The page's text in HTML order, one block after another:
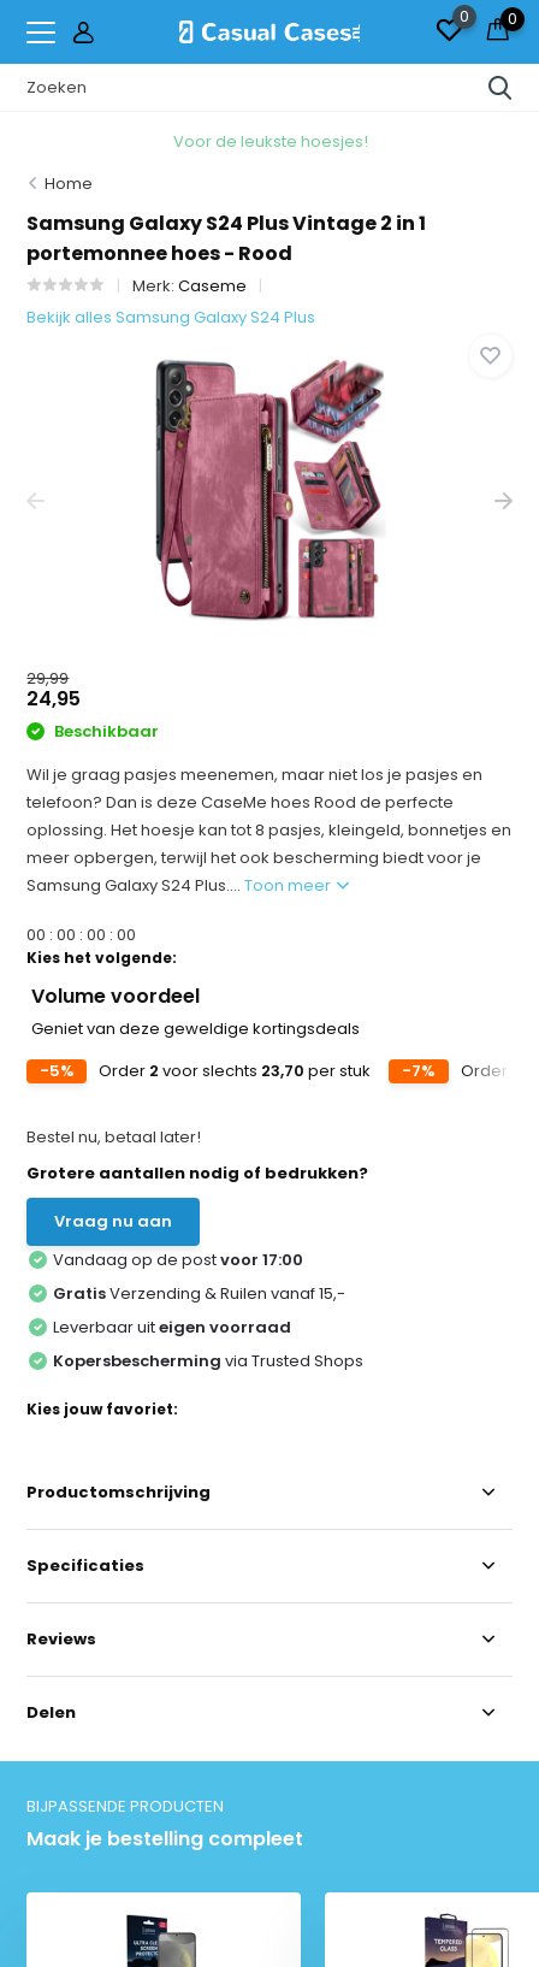
0 0
Voor de leukste hoesjes!
Home
Samsung Galaxy S24 Plus Vintage 2 in 1
portemonnee hoes - Rood
Merk:Caseme
Bekijk alles Samsung Galaxy S24 Plus
29,99
24,95
Beschikbaar
Wil je graag pasjes meenemen, maar niet los je pasjes en
telefoon? Dan is deze CaseMe hoes Rood de perfecte
oplossing. Het hoesje kan tot 8 pasjes, kleingeld, bonnetjes en
meer opbergen, terwijl het ook bescherming biedt voor je
Samsung Galaxy S24 Plus....Toon meer
00 :00 :00 :00
Kies het volgende:
Volume voordeel
Geniet van deze geweldige kortingsdeals
-5%
Order 2 voor slechts 23,70 per stuk -7% Order
Bestel nu, betaal later!
Grotere aantallen nodig of bedrukken?
Vraag nu aan
Vandaag op de postvoor 17:00
GratisVerzending & Ruilen vanaf 15,-
Leverbaar uiteigen voorraad
Kopersbescherming via Trusted Shops
Kies jouw favoriet:
Productomschrijving
Specificaties
Reviews
Delen
BIJPASSENDE PRODUCTEN
Maak je bestelling compleet